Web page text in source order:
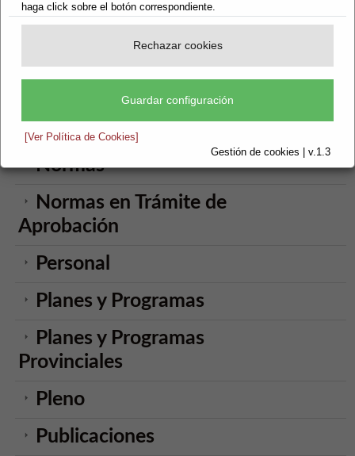
haga click sobre el botón correspondiente.
Rechazar cookies
Guardar configuración
[Ver Política de Cookies]
Gestión de cookies | v.1.3
Elecciones
Empleo Público
Formación
Memorias
Normas
Normas en Trámite de
Aprobación
Personal
Planes y Programas
Planes y Programas
Provinciales
Pleno
Publicaciones